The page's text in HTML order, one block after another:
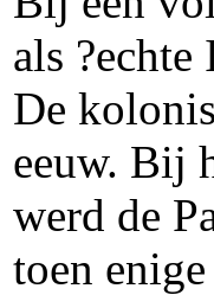
als
De
eeuw. Bij
werd de
toen